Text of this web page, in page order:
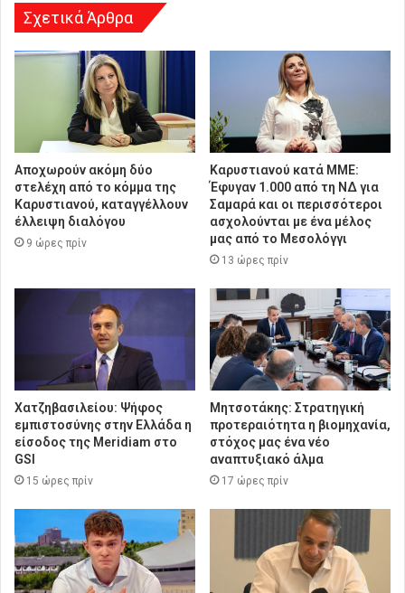
Σχετικά Άρθρα
Αποχωρούν ακόμη δύο
στελέχη από το κόμμα της
Καρυστιανού, καταγγέλλουν
έλλειψη διαλόγου
9 ώρες πρίν
Καρυστιανού κατά ΜΜΕ:
Έφυγαν 1.000 από τη ΝΔ για
Σαμαρά και οι περισσότεροι
ασχολούνται με ένα μέλος
μας από το Μεσολόγγι
13 ώρες πρίν
Χατζηβασιλείου: Ψήφος
εμπιστοσύνης στην Ελλάδα η
είσοδος της Meridiam στο
GSI
15 ώρες πρίν
Μητσοτάκης: Στρατηγική
προτεραιότητα η βιομηχανία,
στόχος μας ένα νέο
αναπτυξιακό άλμα
17 ώρες πρίν